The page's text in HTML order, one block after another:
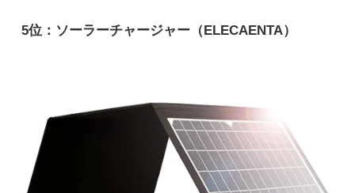
5位：ソーラーチャージャー（ELECAENTA）